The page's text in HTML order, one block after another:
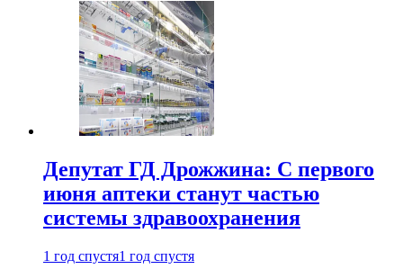
Депутат ГД Дрожжина: С первого
июня аптеки станут частью
системы здравоохранения
1 год спустя1 год спустя